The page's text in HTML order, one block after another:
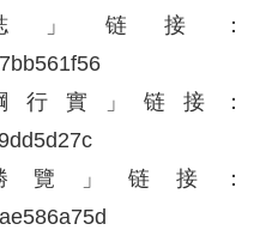
」链接：
1f56
行實」链接：
d27c
覽」链接：
a75d